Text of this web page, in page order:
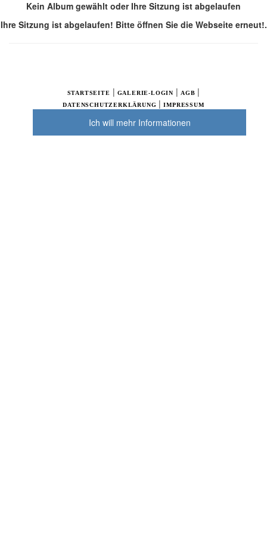
Kein Album gewählt oder Ihre Sitzung ist abgelaufen
Ihre Sitzung ist abgelaufen! Bitte öffnen Sie die Webseite erneut!.
STARTSEITE | GALERIE-LOGIN | AGB |
DATENSCHUTZERKLÄRUNG |IMPRESSUM
Ich will mehr Informationen